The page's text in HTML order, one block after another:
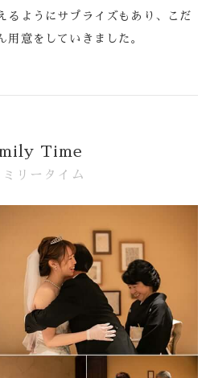
るようにサプライズもあり、こだ
用意をしていきました。
Time
ミリータイム